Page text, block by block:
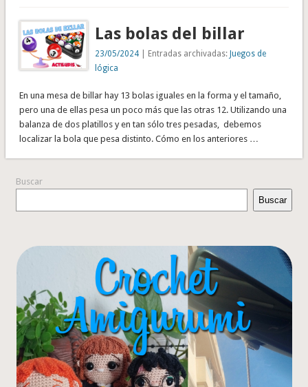
Las bolas del billar
23/05/2024 | Entradas archivadas:Juegos de
lógica
En una mesa de billar hay 13 bolas iguales en la forma y el tamaño,
pero una de ellas pesa un poco más que las otras 12. Utilizando una
balanza de dos platillos y en tan sólo tres pesadas, debemos
localizar la bola que pesa distinto. Cómo en los anteriores …
Buscar
Buscar